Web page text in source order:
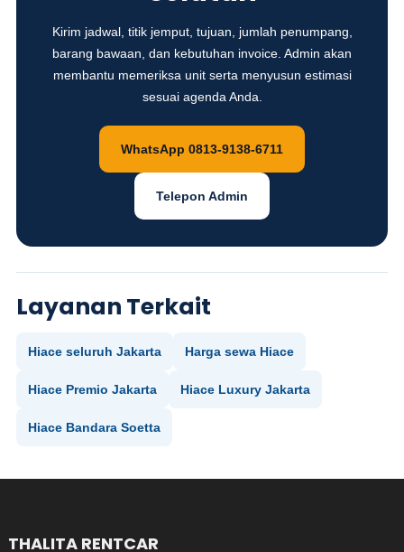
Kirim jadwal, titik jemput, tujuan, jumlah penumpang,
barang bawaan, dan kebutuhan invoice. Admin akan
membantu memeriksa unit serta menyusun estimasi
sesuai agenda Anda.
WhatsApp 0813-9138-6711
Telepon Admin
Layanan Terkait
Hiace seluruh Jakarta Harga sewa Hiace
Hiace Premio Jakarta Hiace Luxury Jakarta
Hiace Bandara Soetta
THALITA RENTCAR